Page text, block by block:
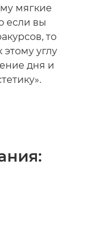
мягкие
если вы
то
углу
дня и